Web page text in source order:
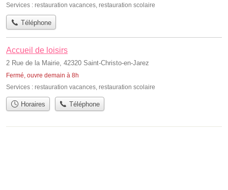
Services : restauration vacances, restauration scolaire
Téléphone
Accueil de loisirs
2 Rue de la Mairie, 42320 Saint-Christo-en-Jarez
Fermé, ouvre demain à 8h
Services : restauration vacances restauration scolaire
Horaires Téléphone